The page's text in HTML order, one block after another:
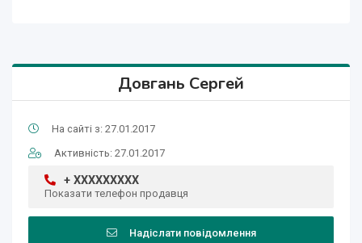
Довгань Сергей
На сайті з: 27.01.2017
Активність: 27.01.2017
+ XXXXXXXXX
Показати телефон продавця
Надіслати повідомлення